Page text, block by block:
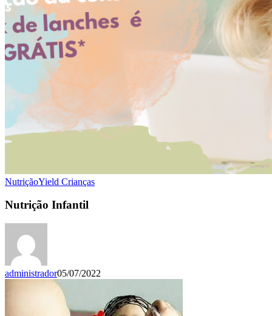
NutriçãoYield Crianças
Nutrição Infantil
administrador05/07/2022